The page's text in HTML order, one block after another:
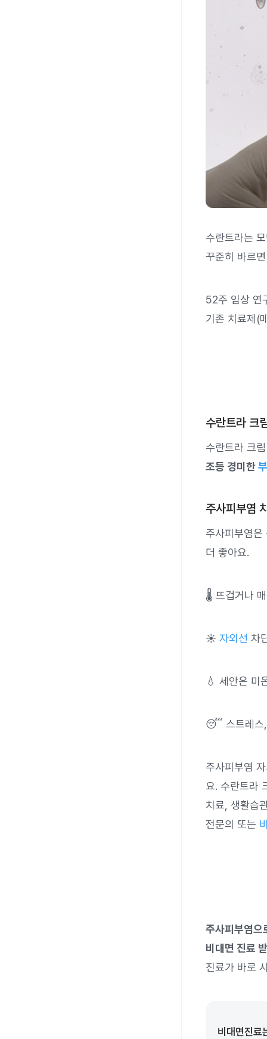
수란트라는
꾸준히 바르
52주 임상 연
기존 치료제(
수란트라 크
수란트라 크
조등 경미한
주사피부염
주사피부염은
더 좋아요.
🌡 뜨겁거나
☀️ 자외선 차
💧 세안은 미
😴 스트레스
주사피부염
요. 수란트라
치료, 생활습
전문의 또는
주사피부염으
비대면 진료
진료가 바로
비대면진료